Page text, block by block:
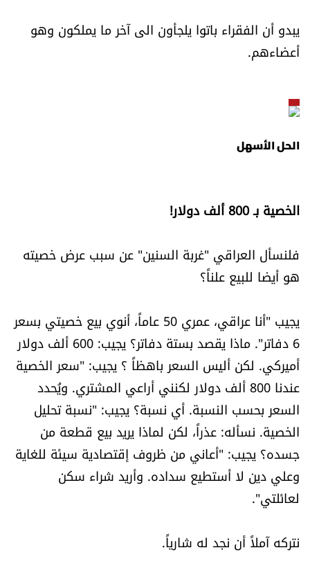
يبدو أن الفقراء باتوا يلجأون الى آخر ما يملكون وهو
أعضاءهم.
الحل الأسهل
الخصية بـ 800 ألف دولار!
فلنسأل العراقي "غربة السنين" عن سبب عرض خصيته
هو أيضا للبيع علناً؟
يجيب "أنا عراقي، عمري 50 عاماً، أنوي بيع خصيتي بسعر
6 دفاتر". ماذا يقصد بستة دفاتر؟ يجيب: 600 ألف دولار
أميركي. لكن أليس السعر باهظاً ؟ يجيب: "سعر الخصية
عندنا 800 ألف دولار لكنني أراعي المشتري. ويُحدد
السعر بحسب النسبة. أي نسبة؟ يجيب: "نسبة تحليل
الخصية. نسأله: عذراً، لكن لماذا يريد بيع قطعة من
جسده؟ يجيب: "أعاني من ظروف إقتصادية سيئة للغاية
وعلي دين لا أستطيع سداده. وأريد شراء سكن
لعائلتي".
نتركه آملاً أن نجد له شارياً.